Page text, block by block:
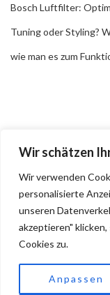
Wir schätzen
Wir verwenden
personalisierte
unseren
akzeptieren"
Cookies zu.
Anpassen
Bosch Luftfilter:
Tuning oder Styling?
wie man es zum